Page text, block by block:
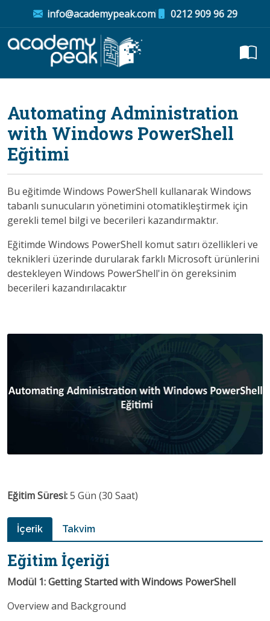
info@academypeak.com 0212 909 96 29
Automating Administration
with Windows PowerShell
Eğitimi
Bu eğitimde Windows PowerShell kullanarak Windows
tabanlı sunucuların yönetimini otomatikleştirmek için
gerekli temel bilgi ve becerileri kazandırmaktır.
Eğitimde Windows PowerShell komut satırı özellikleri ve
teknikleri üzerinde durularak farklı Microsoft ürünlerini
destekleyen Windows PowerShell'in ön gereksinim
becerileri kazandırılacaktır
Eğitim Süresi:5 Gün (30 Saat)
İçerik Takvim
Eğitim İçeriği
Modül 1: Getting Started with Windows PowerShell
Overview and Background